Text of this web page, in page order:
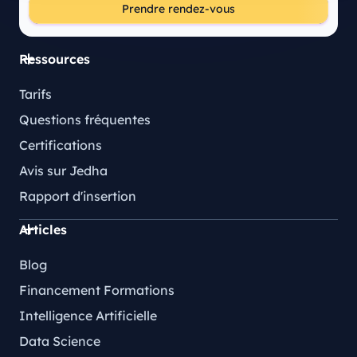
Prendre rendez-vous
Ressources
Tarifs
Questions fréquentes
Certifications
Avis sur Jedha
Rapport d'insertion
Articles
Blog
Financement Formations
Intelligence Artificielle
Data Science